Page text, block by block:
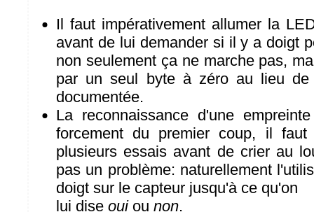
Il faut impérativement allumer la
avant de lui demander si il y a doigt
non seulement ça ne marche pas,
par un seul byte à zéro au lieu de
documentée.
La reconnaissance d'une
forcement du premier coup, il
plusieurs essais avant de crier au
pas un problème: naturellement
doigt sur le capteur jusqu'à ce qu'on
lui dise ouiou non.